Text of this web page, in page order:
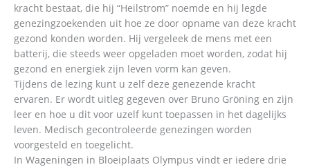
kracht bestaat, die hij “Heilstrom” noemde en hij legde
genezingzoekenden uit hoe ze door opname van deze kracht
gezond konden worden. Hij vergeleek de mens met een
batterij, die steeds weer opgeladen moet worden, zodat hij
gezond en energiek zijn leven vorm kan geven.
Tijdens de lezing kunt u zelf deze genezende kracht
ervaren. Er wordt uitleg gegeven over Bruno Gröning en zijn
leer en hoe u dit voor uzelf kunt toepassen in het dagelijks
leven. Medisch gecontroleerde genezingen worden
voorgesteld en toegelicht.
In Wageningen in Bloeiplaats Olympus vindt er iedere drie